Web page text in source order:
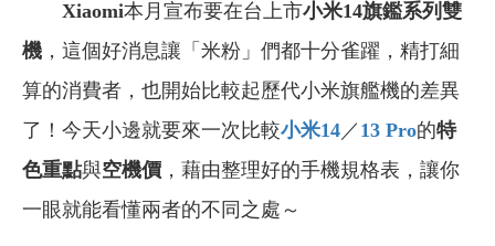
Xiaomi本月宣布要在台上市小米14旗鑑系列雙
機 ，這個好消息讓「米粉」們都十分雀躍，精打細
算的消費者，也開始比較起歷代小米旗艦機的差異
了！今天小邊就要來一次比較小米14／ 13 Pro的特
色重點與空機價 ，藉由整理好的手機規格表，讓你
一眼就能看懂兩者的不同之處～